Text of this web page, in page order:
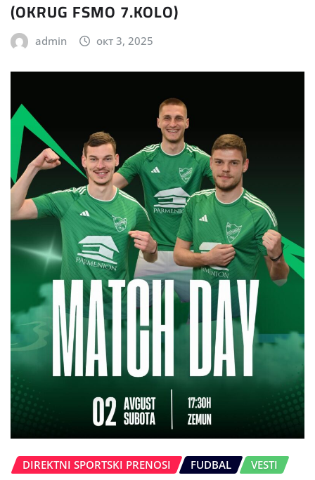
(OKRUG FSMO 7.KOLO)
admin окт 3, 2025
DIREKTNI SPORTSKI PRENOSI FUDBAL VESTI